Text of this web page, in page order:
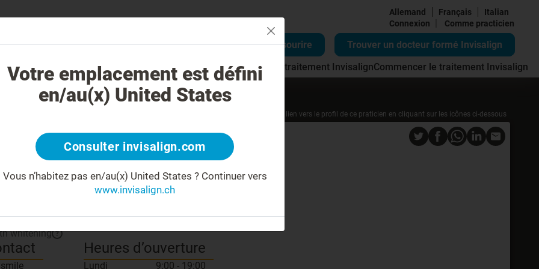
Allemand Français
Italian
Connexion
Comme practicien
Évaluez votre sourire
Trouver un docteur formé Invisalign
le traitement Invisalign est-il différent ? Cas traitablesCoûts du traitement InvisalignCommencer le traitement Invisalign
Partager un lien vers le profil de ce praticien en cliquant sur les icônes ci-dessous
votre praticien
Silver Praticien ?
whitening ?
Heures d’ouverture
Lundi
9:00 - 19:00
Votre emplacement est défini
en/au(x) United States
Consulter invisalign.com
Vous n’habitez pas en/au(x) United States ? Continuer vers
www.invisalign.ch